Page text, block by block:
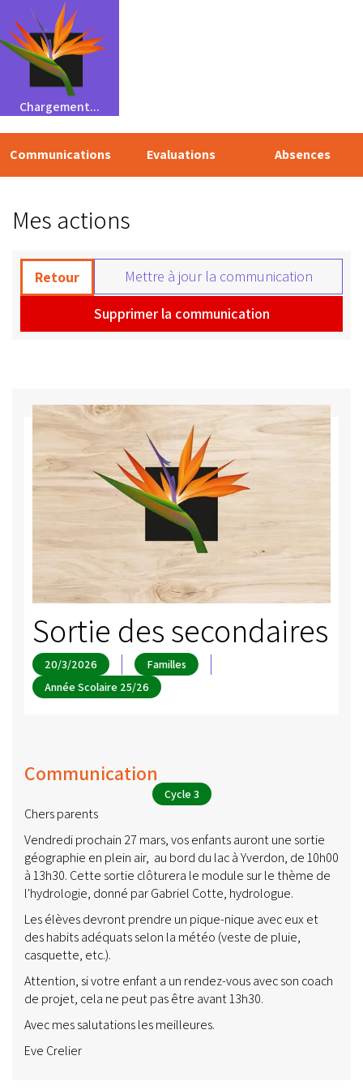
Chargement...
Communications Evaluations Absences
Mes actions
Retour
Mettre à jour la communication
Supprimer la communication
Sortie des secondaires
20/3/2026
Familles
Année Scolaire 25/26
Communication
Cycle 3
Chers parents
Vendredi prochain 27 mars, vos enfants auront une sortie
géographie en plein air, au bord du lac à Yverdon, de 10h00
à 13h30. Cette sortie clôturera le module sur le thème de
l'hydrologie, donné par Gabriel Cotte, hydrologue.
Les élèves devront prendre un pique-nique avec eux et
des habits adéquats selon la météo (veste de pluie,
casquette, etc.).
Attention, si votre enfant a un rendez-vous avec son coach
de projet, cela ne peut pas être avant 13h30.
Avec mes salutations les meilleures.
Eve Crelier